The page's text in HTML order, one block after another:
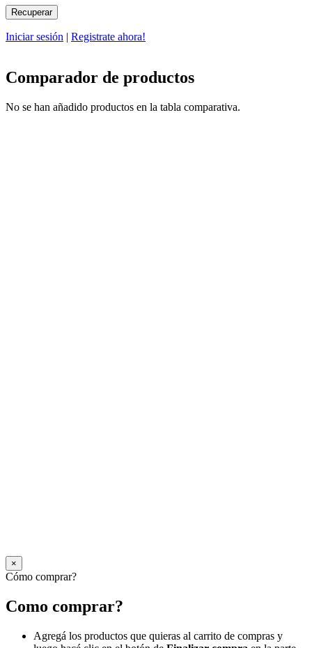
Iniciar sesión | Registrate ahora!
×
Cómo comprar?
Como comprar?
Agregá los productos que quieras al carrito de compras y